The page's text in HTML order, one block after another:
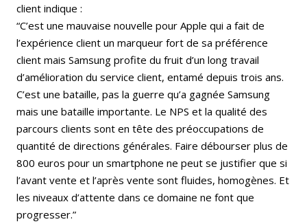
client indique :
“C’est une mauvaise nouvelle pour Apple qui a fait de
l’expérience client un marqueur fort de sa préférence
client mais Samsung profite du fruit d’un long travail
d’amélioration du service client, entamé depuis trois ans.
C’est une bataille, pas la guerre qu’a gagnée Samsung
mais une bataille importante. Le NPS et la qualité des
parcours clients sont en tête des préoccupations de
quantité de directions générales. Faire débourser plus de
800 euros pour un smartphone ne peut se justifier que si
l’avant vente et l’après vente sont fluides, homogènes. Et
les niveaux d’attente dans ce domaine ne font que
progresser.”